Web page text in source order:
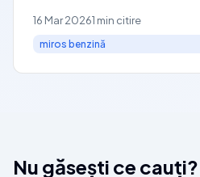
16 Mar 20261 min citire
miros benzină
Nu găsești ce cauți?